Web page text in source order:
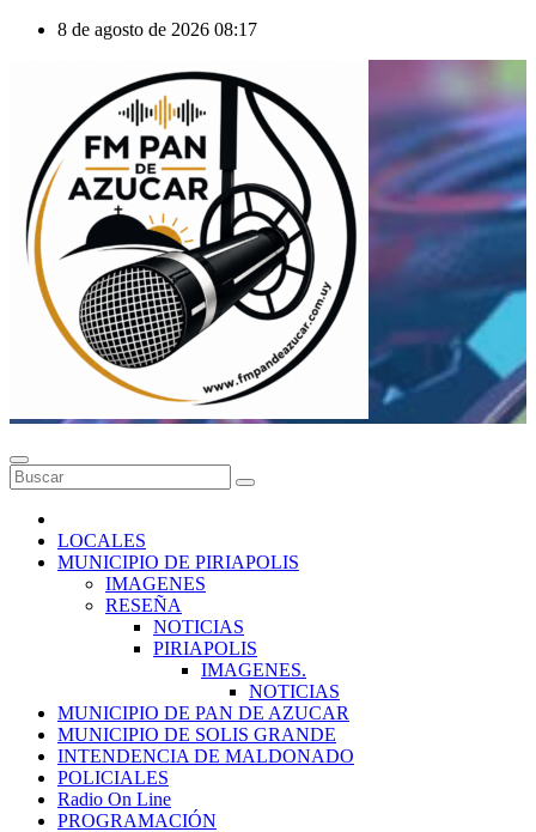
Saltar
8 de agosto de 2026 08:17
LOCALES
MUNICIPIO DE PIRIAPOLIS
IMAGENES
RESEÑA
NOTICIAS
PIRIAPOLIS
IMAGENES.
NOTICIAS
MUNICIPIO DE PAN DE AZUCAR
MUNICIPIO DE SOLIS GRANDE
INTENDENCIA DE MALDONADO
POLICIALES
Radio On Line
PROGRAMACIÓN